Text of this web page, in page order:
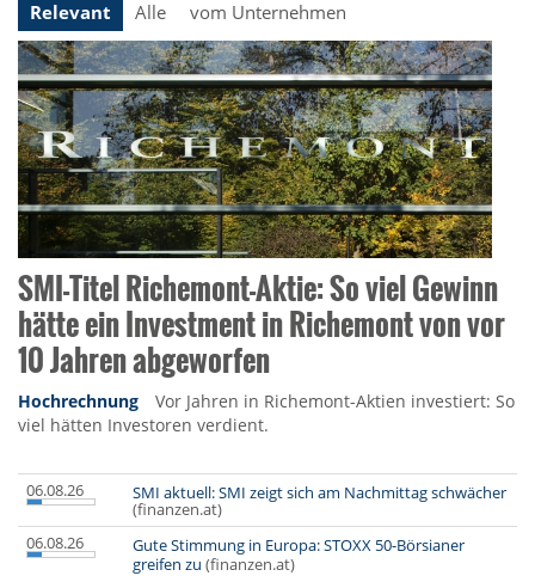
Relevant Alle vom Unternehmen
SMI-Titel Richemont-Aktie: So viel Gewinn
hätte ein Investment in Richemont von vor
10 Jahren abgeworfen
Hochrechnung
Vor Jahren in Richemont-Aktien investiert: So
viel hätten Investoren verdient.
06.08.26 SMI aktuell: SMI zeigt sich am Nachmittag schwächer
(finanzen.at)
06.08.26
Gute Stimmung in Europa: STOXX 50-Börsianer
greifen zu (finanzen.at)